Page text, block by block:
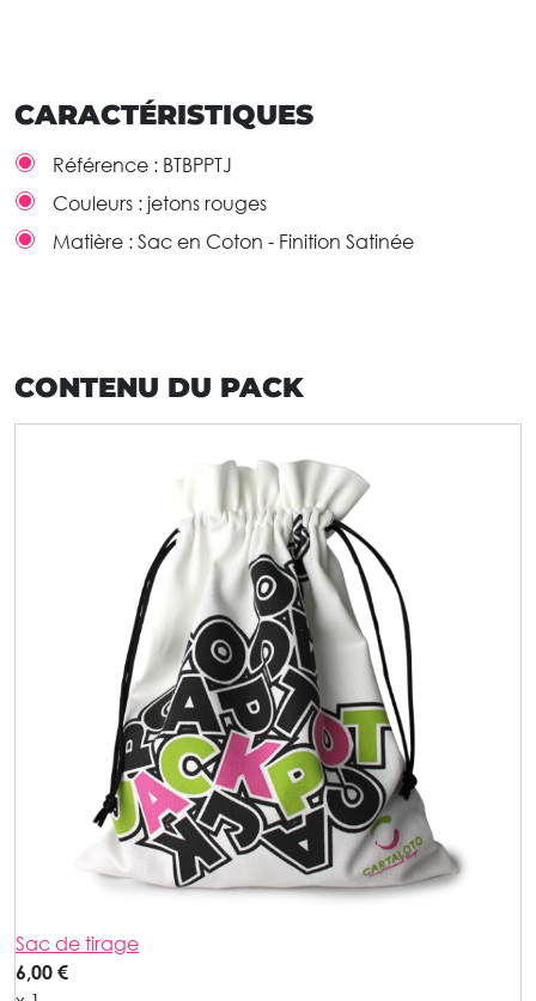
CARACTÉRISTIQUES
Référence : BTBPPTJ
Couleurs : jetons rouges
Matière : Sac en Coton - Finition Satinée
CONTENU DU PACK
Sac de tirage
6,00 €